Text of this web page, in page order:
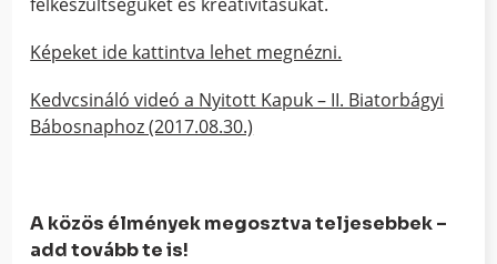
Képeket ide kattintva lehet megnézni.
Kedvcsináló videó a Nyitott Kapuk – II. Biatorbágyi
Bábosnaphoz (2017.08.30.)
A közös élmények megosztva teljesebbek –
add tovább te is!